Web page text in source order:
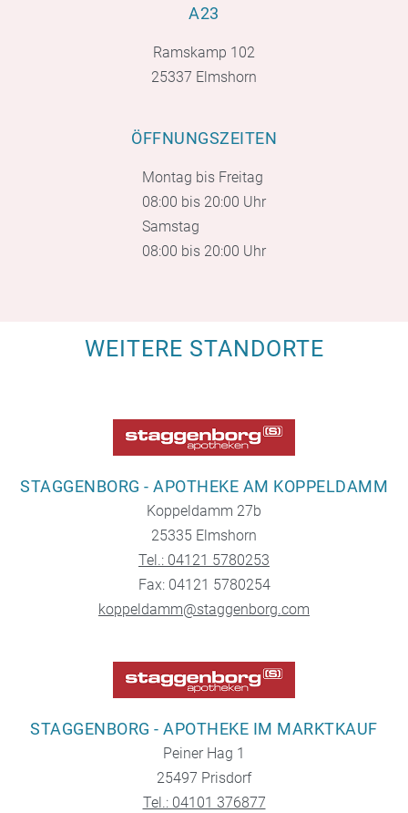
A23
Ramskamp 102
25337 Elmshorn
ÖFFNUNGSZEITEN
Montag bis Freitag
08:00 bis 20:00 Uhr
Samstag
08:00 bis 20:00 Uhr
WEITERE STANDORTE
STAGGENBORG - APOTHEKE AM KOPPELDAMM
Koppeldamm 27b
25335 Elmshorn
Tel.: 04121 5780253
Fax: 04121 5780254
koppeldamm@staggenborg.com
STAGGENBORG - APOTHEKE IM MARKTKAUF
Peiner Hag 1
25497 Prisdorf
Tel.: 04101 376877